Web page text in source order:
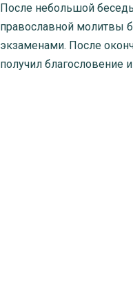
После небольшой
православной молитвы
экзаменами. После
получил благословение